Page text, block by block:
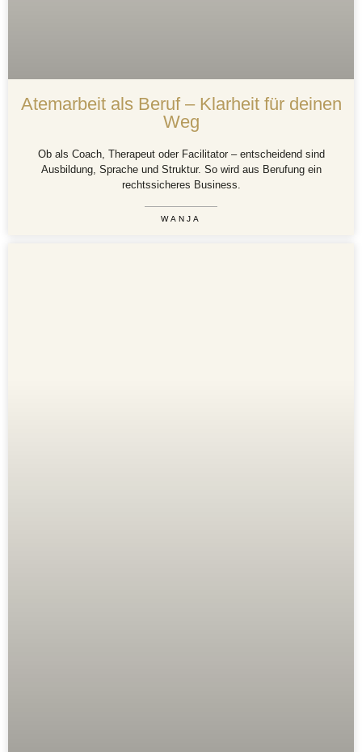
Atemarbeit als Beruf – Klarheit für deinen
Weg
Ob als Coach, Therapeut oder Facilitator – entscheidend sind
Ausbildung, Sprache und Struktur. So wird aus Berufung ein
rechtssicheres Business.
WANJA